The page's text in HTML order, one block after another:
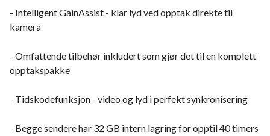
- Intelligent GainAssist - klar lyd ved opptak direkte til
kamera
- Omfattende tilbehør inkludert som gjør det til en komplett
opptakspakke
- Tidskodefunksjon - video og lyd i perfekt synkronisering
- Begge sendere har 32 GB intern lagring for opptil 40 timers